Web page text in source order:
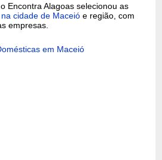
Encontra Alagoas selecionou as
cidade de Maceió e região, com
empresas.
em Maceió